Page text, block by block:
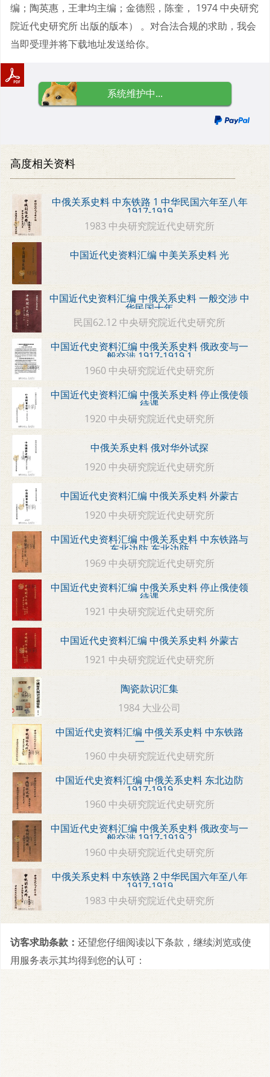
编；陶英惠，王聿均主编；金德熙，陈奎， 1974 中央研究
院近代史研究所 出版的版本） 。对合法合规的求助，我会
当即受理并将下载地址发送给你。
系统维护中...
高度相关资料
中俄关系史料 中东铁路 1 中华民国六年至八年
1917-1919
1983 中央研究院近代史研究所
中国近代史资料汇编 中美关系史料 光
中国近代史资料汇编 中俄关系史料 一般交涉 中
华民国十年
民国62.12 中央研究院近代史研究所
中国近代史资料汇编 中俄关系史料 俄政变与一
般交涉 1917-1919 1
1960 中央研究院近代史研究所
中国近代史资料汇编 中俄关系史料 停止俄使领
待遇
1920 中央研究院近代史研究所
中俄关系史料 俄对华外试探
1920 中央研究院近代史研究所
中国近代史资料汇编 中俄关系史料 外蒙古
1920 中央研究院近代史研究所
中国近代史资料汇编 中俄关系史料 中东铁路与
东北边防 东北边防
1969 中央研究院近代史研究所
中国近代史资料汇编 中俄关系史料 停止俄使领
待遇
1921 中央研究院近代史研究所
中国近代史资料汇编 中俄关系史料 外蒙古
1921 中央研究院近代史研究所
陶瓷款识汇集
1984 大业公司
中国近代史资料汇编 中俄关系史料 中东铁路
一、二
1960 中央研究院近代史研究所
中国近代史资料汇编 中俄关系史料 东北边防
1917-1919
1960 中央研究院近代史研究所
中国近代史资料汇编 中俄关系史料 俄政变与一
般交涉 1917-1919 2
1960 中央研究院近代史研究所
中俄关系史料 中东铁路 2 中华民国六年至八年
1917-1919
1983 中央研究院近代史研究所
访客求助条款： 还望您仔细阅读以下条款，继续浏览或使
用服务表示其均得到您的认可：